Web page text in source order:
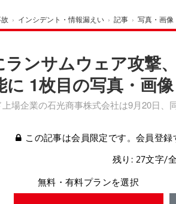
› インシデント・情報漏えい › 記事 › 写真・画像
ランサムウェア攻撃
に 1枚目の写真・画像
場企業の石光商事株式会社は9月20日、
この記事は会員限定です。会員登録
残り: 27文字/
無料・有料プランを選択